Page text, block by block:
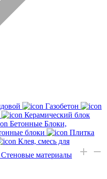
Газобетон
Керамический блок
Бетонные Блоки,
блоки
Плитка
Клея, смесь для
Стеновые материалы